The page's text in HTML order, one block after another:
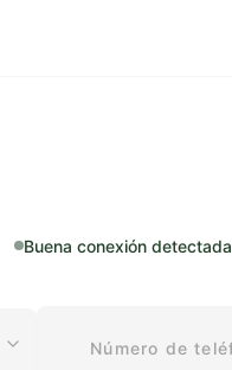
Buena conexión detectada